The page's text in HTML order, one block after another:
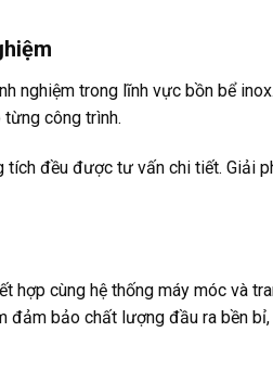
nghiệm trong lĩnh vực bồn bể
công trình.
đều được tư vấn chi tiết. Giải
hợp cùng hệ thống máy móc và
bảo chất lượng đầu ra bền